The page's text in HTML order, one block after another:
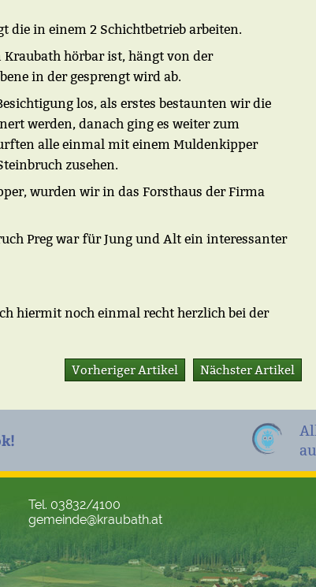
die in einem 2 Schichtbetrieb arbeiten.
hörbar ist, hängt von der
in der gesprengt wird ab.
los, als erstes bestaunten wir die
werden, danach ging es weiter zum
alle einmal mit einem Muldenkipper
zusehen.
wurden wir in das Forsthaus der Firma
Preg war für Jung und Alt ein interessanter
hiermit noch einmal recht herzlich bei der
Nächster Artikel
Vorheriger Artikel
Tel. 03832/4100
gemeinde@kraubath.at